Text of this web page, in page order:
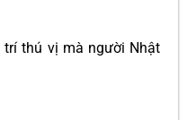
thú vị mà người Nhật